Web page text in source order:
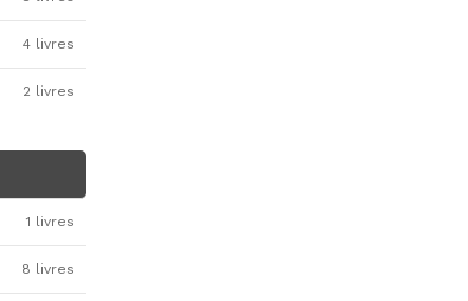
4 livres
2 livres
1 livres
8 livres